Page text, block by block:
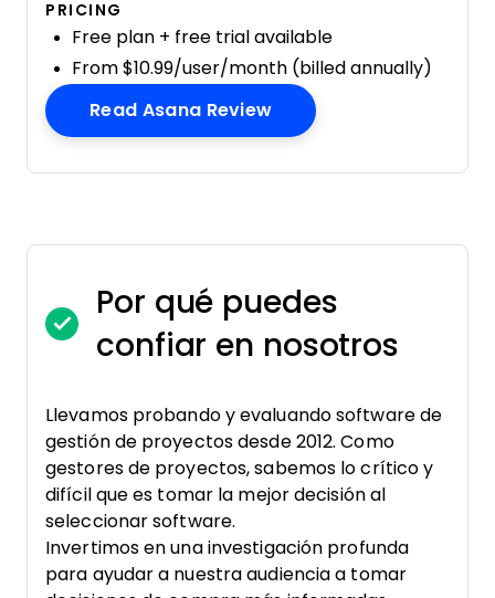
PRICING
Free plan + free trial available
From $10.99/user/month (billed annually)
Read Asana ReviewOpens New Window
Por qué puedes
confiar en nosotros
Llevamos probando y evaluando software de
gestión de proyectos desde 2012. Como
gestores de proyectos, sabemos lo crítico y
difícil que es tomar la mejor decisión al
seleccionar software.
Invertimos en una investigación profunda
para ayudar a nuestra audiencia a tomar